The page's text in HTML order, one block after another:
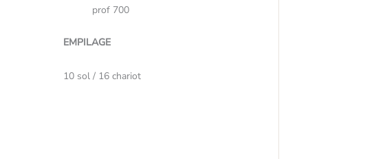
prof 700
EMPILAGE
10 sol / 16 chariot